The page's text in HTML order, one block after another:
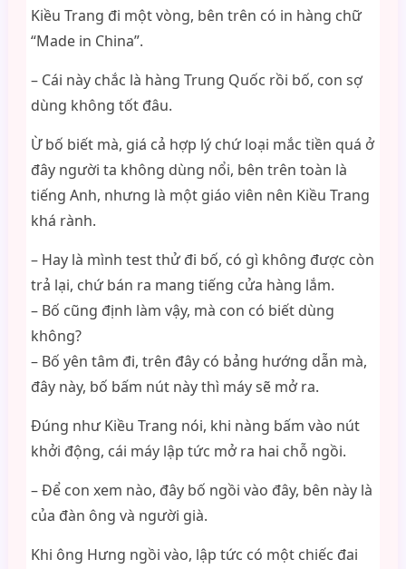
Kiều Trang đi một vòng, bên trên có in hàng chữ
“Made in China”.
– Cái này chắc là hàng Trung Quốc rồi bố, con sợ
dùng không tốt đâu.
Ừ bố biết mà, giá cả hợp lý chứ loại mắc tiền quá ở
đây người ta không dùng nổi, bên trên toàn là
tiếng Anh, nhưng là một giáo viên nên Kiều Trang
khá rành.
– Hay là mình test thử đi bố, có gì không được còn
trả lại, chứ bán ra mang tiếng cửa hàng lắm.
– Bố cũng định làm vậy, mà con có biết dùng
không?
– Bố yên tâm đi, trên đây có bảng hướng dẫn mà,
đây này, bố bấm nút này thì máy sẽ mở ra.
Đúng như Kiều Trang nói, khi nàng bấm vào nút
khởi động, cái máy lập tức mở ra hai chỗ ngồi.
– Để con xem nào, đây bố ngồi vào đây, bên này là
của đàn ông và người già.
Khi ông Hưng ngồi vào, lập tức có một chiếc đai